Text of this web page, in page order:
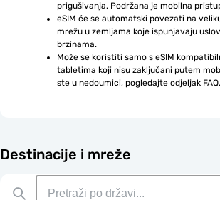
prigušivanja. Podržana je mobilna
eSIM će se automatski povezati na
mrežu u zemljama koje ispunjavaju
brzinama.
Može se koristiti samo s eSIM
tabletima koji nisu zaključani putem
ste u nedoumici, pogledajte odjeljak FAQ.
Destinacije i mreže